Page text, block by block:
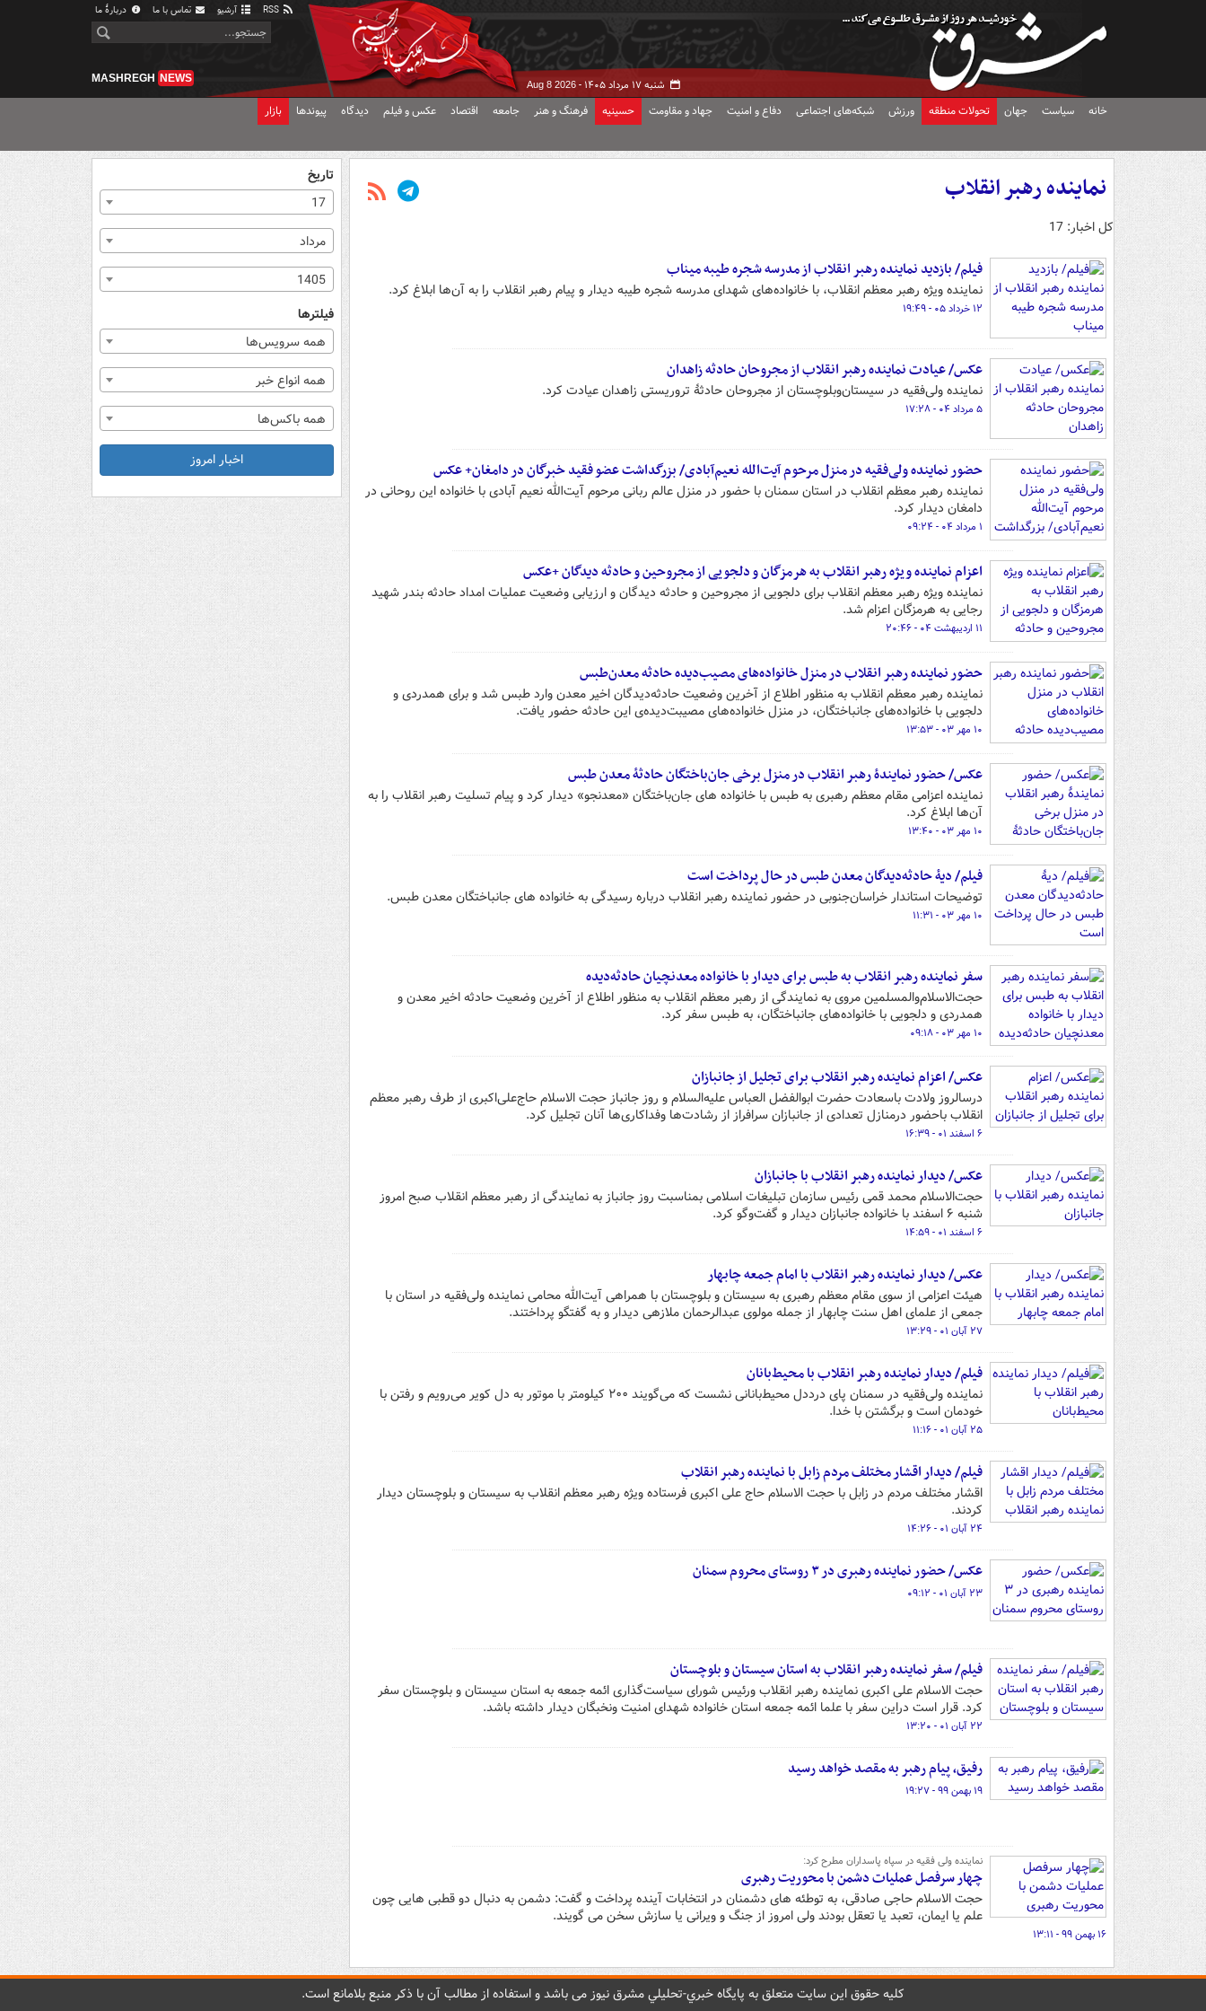
آرشیو تماس با ما دربارهٔ ما
شنبه ۱۷ مرداد ۱۴۰۵ - Aug 8 2026
MASHREGH NEWS
خانه سیاست جهان تحولات منطقه ورزش شبکه‌های اجتماعی دفاع و امنیت جهاد و مقاومت حسینیه فرهنگ و هنر جامعه اقتصاد عکس و فیلم دیدگاه پیوندها بازار
نماینده رهبر انقلاب
کل اخبار: 17
فیلم/ بازدید نماینده رهبر انقلاب از مدرسه شجره طیبه میناب
نماینده ویژه رهبر معظم انقلاب، با خانواده‌های شهدای مدرسه شجره طیبه دیدار و پیام رهبر انقلاب را به آن‌ها ابلاغ کرد.
۱۲ خرداد ۰۵ - ۱۹:۴۹
عکس/ عیادت نماینده رهبر انقلاب از مجروحان حادثه زاهدان
نماینده ولی‌فقیه در سیستان‌وبلوچستان از مجروحان حادثهٔ تروریستی زاهدان عیادت کرد.
۵ مرداد ۰۴ - ۱۷:۲۸
حضور نماینده ولی‌فقیه در منزل مرحوم آیت‌الله نعیم‌آبادی/ بزرگداشت عضو فقید خبرگان در دامغان+ عکس
نماینده رهبر معظم انقلاب در استان سمنان با حضور در منزل عالم ربانی مرحوم آیت‌الله نعیم آبادی با خانواده این روحانی در
دامغان دیدار کرد.
۱ مرداد ۰۴ - ۰۹:۲۴
اعزام نماینده ویژه رهبر انقلاب به هرمزگان و دلجویی از مجروحین و حادثه دیدگان +عکس
نماینده ویژه رهبر معظم انقلاب برای دلجویی از مجروحین و حادثه دیدگان و ارزیابی وضعیت عملیات امداد حادثه بندر شهید
رجایی به هرمزگان اعزام شد.
۱۱ اردیبهشت ۰۴ - ۲۰:۴۶
حضور نماینده رهبر انقلاب در منزل خانواده‌های مصیب‌دیده‌ حادثه معدن‌طبس
نماینده رهبر معظم انقلاب به منظور اطلاع از آخرین وضعیت حادثه‌دیدگان اخیر معدن وارد طبس شد و برای همدردی و
دلجویی با خانواده‌های جانباختگان، در منزل خانواده‌های مصیبت‌دیده‌ی این حادثه حضور یافت.
۱۰ مهر ۰۳ - ۱۳:۵۳
عکس/ حضور نمایندۀ رهبر انقلاب در منزل برخی جان‌باختگان حادثۀ معدن طبس
نماینده اعزامی مقام معظم رهبری به طبس با خانواده های جان‌باختگان «معدنجو» دیدار کرد و پیام تسلیت رهبر انقلاب را به
آن‌ها ابلاغ کرد.
۱۰ مهر ۰۳ - ۱۳:۴۰
فیلم/ دیهٔ حادثه‌دیدگان معدن طبس در حال پرداخت است
توضیحات استاندار خراسان‌جنوبی در حضور نماینده رهبر انقلاب درباره رسیدگی به خانواده های جانباختگان معدن طبس.
۱۰ مهر ۰۳ - ۱۱:۳۱
سفر نماینده رهبر انقلاب به طبس برای دیدار با خانواده معدنچیان حادثه‌دیده
حجت‌الاسلام‌والمسلمین مروی به نمایندگی از رهبر معظم انقلاب به منظور اطلاع از آخرین وضعیت حادثه اخیر معدن و
همدردی و دلجویی با خانواده‌های جانباختگان، به طبس سفر کرد.
۱۰ مهر ۰۳ - ۰۹:۱۸
عکس/ اعزام نماینده رهبر انقلاب برای تجلیل از جانبازان
درسالروز ولادت باسعادت حضرت ابوالفضل العباس علیه‌السلام و روز جانباز حجت الاسلام حاج‌علی‌اکبری از طرف رهبر معظم
انقلاب باحضور درمنازل تعدادی از جانبازان سرافراز از رشادت‌ها وفداکاری‌ها آنان تجلیل کرد.
۶ اسفند ۰۱ - ۱۶:۳۹
عکس/ دیدار نماینده رهبر انقلاب با جانبازان
حجت‌الاسلام محمد قمی رئیس سازمان تبلیغات اسلامی بمناسبت روز جانباز به نمایندگی از رهبر معظم انقلاب صبح امروز
شنبه ۶ اسفند با خانواده جانبازان دیدار و گفت‌وگو کرد.
۶ اسفند ۰۱ - ۱۴:۵۹
عکس/ دیدار نماینده رهبر انقلاب با امام جمعه چابهار
هیئت اعزامی از سوی مقام معظم رهبری به سیستان و بلوچستان با همراهی آیت‌الله محامی نماینده ولی‌فقیه در استان با
جمعی از علمای اهل سنت چابهار از جمله مولوی عبدالرحمان ملازهی دیدار و به گفتگو پرداختند.
۲۷ آبان ۰۱ - ۱۳:۲۹
فیلم/ دیدار نماینده رهبر انقلاب با محیط‌بانان
نماینده ولی‌فقیه در سمنان پای درددل محیط‌بانانی نشست که می‌گویند ۲۰۰ کیلومتر با موتور به دل کویر می‌رویم و رفتن با
خودمان است و برگشتن با خدا.
۲۵ آبان ۰۱ - ۱۱:۱۶
فیلم/ دیدار اقشار مختلف مردم زابل با نماینده رهبر انقلاب
اقشار مختلف مردم در زابل با حجت الاسلام حاج علی اکبری فرستاده ویژه رهبر معظم انقلاب به سیستان و بلوچستان دیدار
کردند.
۲۴ آبان ۰۱ - ۱۴:۲۶
عکس/ حضور نماینده رهبری در ۳ روستای محروم سمنان
۲۳ آبان ۰۱ - ۰۹:۱۲
فیلم/ سفر نماینده رهبر انقلاب به استان سیستان و بلوچستان
حجت الاسلام علی اکبری نماینده رهبر انقلاب ورئیس شورای سیاست‌گذاری ائمه جمعه به استان سیستان و بلوچستان سفر
کرد. قرار است دراین سفر با علما ائمه جمعه استان خانواده شهدای امنیت ونخبگان دیدار داشته باشد.
۲۲ آبان ۰۱ - ۱۳:۲۰
رفیق، پیام‌ رهبر به مقصد خواهد رسید
۱۹ بهمن ۹۹ - ۱۹:۲۷
نماینده ولی فقیه در سپاه پاسداران مطرح کرد:
چهار سرفصل عملیات دشمن با محوریت رهبری
حجت الاسلام حاجی صادقی، به توطئه های دشمنان در انتخابات آینده پرداخت و گفت: دشمن به دنبال دو قطبی هایی چون
علم یا ایمان، تعبد یا تعقل بودند ولی امروز از جنگ و ویرانی یا سازش سخن می گویند.
۱۶ بهمن ۹۹ - ۱۳:۱۱
تاریخ
17
مرداد
1405
فیلترها
همه سرویس‌ها
همه انواع خبر
همه باکس‌ها
اخبار امروز
کليه حقوق اين سايت متعلق به پایگاه خبري-تحليلي مشرق نيوز می باشد و استفاده از مطالب آن با ذکر منبع بلامانع است.